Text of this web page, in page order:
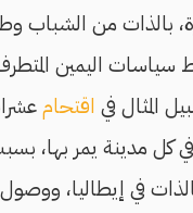
من الشباب
اليمين المتطرف
المثال في اقتحام
كل مدينة يمر بها،
في إيطاليا،